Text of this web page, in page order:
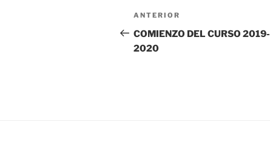
Navegación
de
entradas
Entrada
anterior:
ANTERIOR
COMIENZO DEL CURSO 2019-
2020